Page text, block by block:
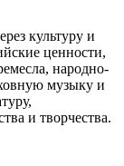
культуру и
ценности,
народно-
музыку и
и творчества.